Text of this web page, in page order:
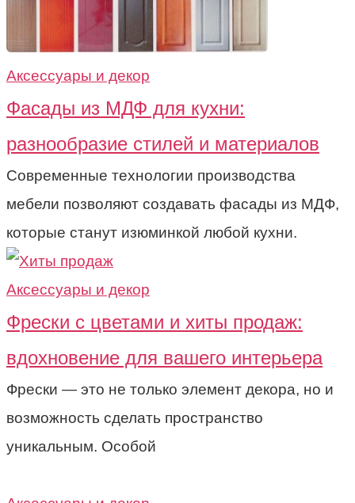
Аксессуары и декор
Фасады из МДФ для кухни:
разнообразие стилей и материалов
Современные технологии производства
мебели позволяют создавать фасады из МДФ,
которые станут изюминкой любой кухни.
Аксессуары и декор
Фрески с цветами и хиты продаж:
вдохновение для вашего интерьера
Фрески — это не только элемент декора, но и
возможность сделать пространство
уникальным. Особой